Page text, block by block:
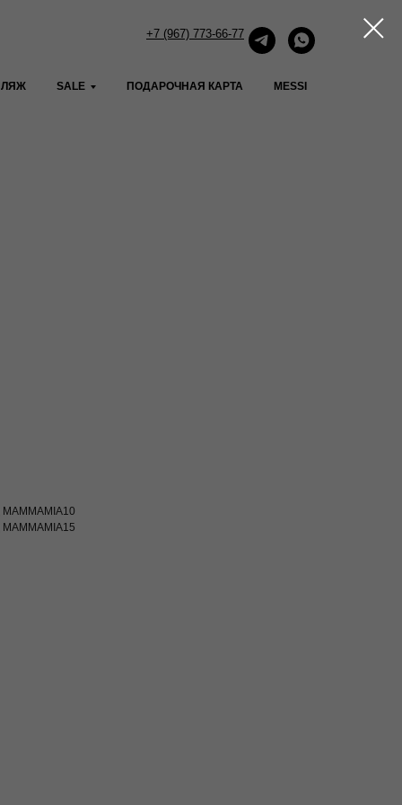
+7 (967) 773-66-77
SALE ПОДАРОЧНАЯ КАРТА MESSI